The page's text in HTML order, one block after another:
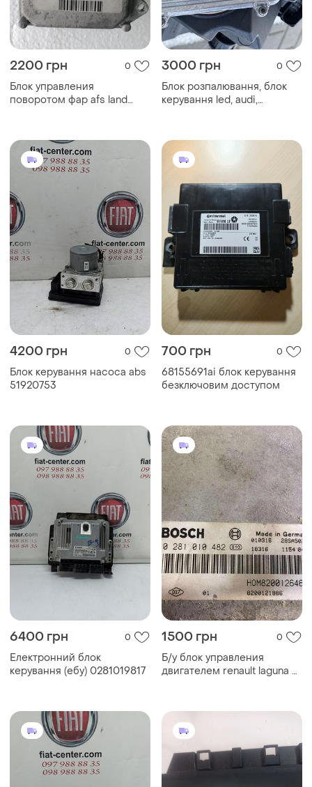
2200 грн 0
Блок управления
поворотом фар afs land
3000 грн 0
Блок розпалювання, блок
керування led, audi,
4200 грн 0
Блок керування насоса abs
51920753
700 грн 0
68155691ai блок керування
безключовим доступом
6400 грн 0
Електронний блок
керування (ебу) 0281019817
1500 грн 0
Б/у блок управления
двигателем renault laguna 2,